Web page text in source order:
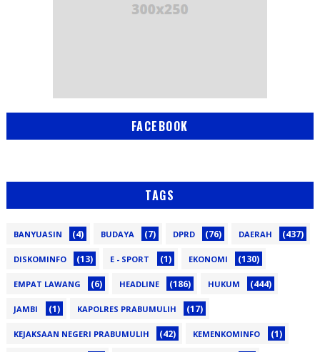
FACEBOOK
TAGS
BANYUASIN (4) BUDAYA (7) DPRD (76) DAERAH (437)
DISKOMINFO (13) E - SPORT (1) EKONOMI (130)
EMPAT LAWANG (6) HEADLINE (186) HUKUM (444)
JAMBI (1) KAPOLRES PRABUMULIH (17)
KEJAKSAAN NEGERI PRABUMULIH (42) KEMENKOMINFO (1)